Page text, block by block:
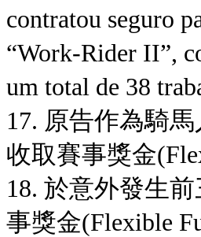
contratou seguro
“Work-Rider II”,
um total de 38
17. 原告作為騎
收取賽事獎金
18. 於意外發生
事獎金(Flexible